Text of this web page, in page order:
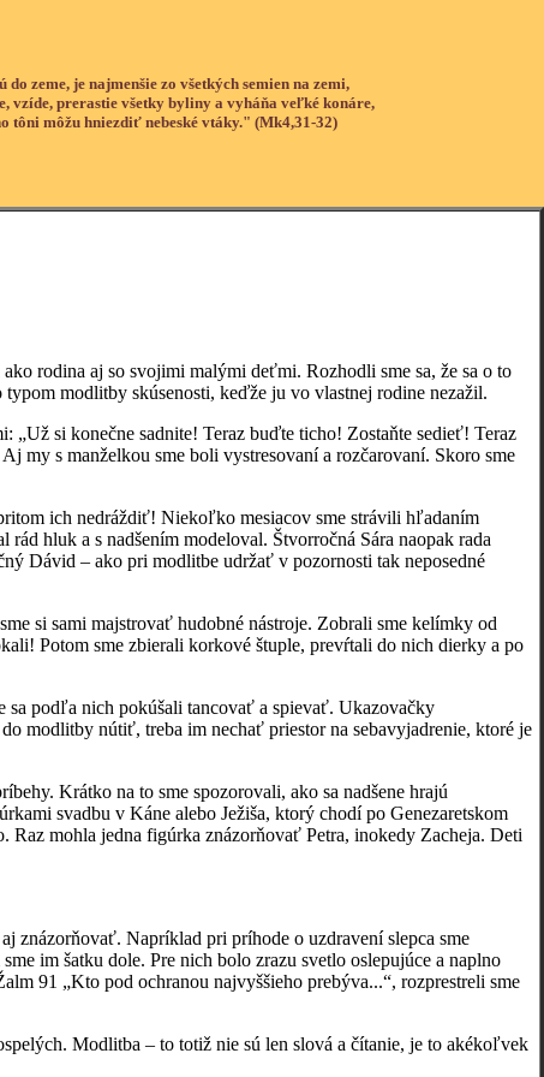
do zeme, je najmenšie zo všetkých semien na zemi,
vzíde, prerastie všetky byliny a vyháňa veľké konáre,
tôni môžu hniezdiť nebeské vtáky." (Mk4,31-32)
rodina aj so svojimi malými deťmi. Rozhodli sme sa, že sa o to
modlitby skúsenosti, keďže ju vo vlastnej rodine nezažil.
si konečne sadnite! Teraz buďte ticho! Zostaňte sedieť! Teraz
my s manželkou sme boli vystresovaní a rozčarovaní. Skoro sme
ich nedráždiť! Niekoľko mesiacov sme strávili hľadaním
hluk a s nadšením modeloval. Štvorročná Sára naopak rada
Dávid – ako pri modlitbe udržať v pozornosti tak neposedné
si sami majstrovať hudobné nástroje. Zobrali sme kelímky od
Potom sme zbierali korkové štuple, prevŕtali do nich dierky a po
podľa nich pokúšali tancovať a spievať. Ukazovačky
modlitby nútiť, treba im nechať priestor na sebavyjadrenie, ktoré je
Krátko na to sme spozorovali, ako sa nadšene hrajú
svadbu v Káne alebo Ježiša, ktorý chodí po Genezaretskom
Raz mohla jedna figúrka znázorňovať Petra, inokedy Zacheja. Deti
Napríklad pri príhode o uzdravení slepca sme
im šatku dole. Pre nich bolo zrazu svetlo oslepujúce a naplno
91 „Kto pod ochranou najvyššieho prebýva...“, rozprestreli sme
Modlitba – to totiž nie sú len slová a čítanie, je to akékoľvek